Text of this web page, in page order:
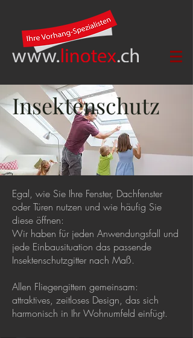
Insektenschutz
Egal, wie Sie Ihre Fenster, Dachfenster
oder Türen nutzen und wie häufig Sie
diese öffnen:
Wir haben für jeden Anwendungsfall und
jede Einbausituation das passende
Insektenschutzgitter nach Maß.
Allen Fliegengittern gemeinsam:
attraktives, zeitloses Design, das sich
harmonisch in Ihr Wohnumfeld einfügt.